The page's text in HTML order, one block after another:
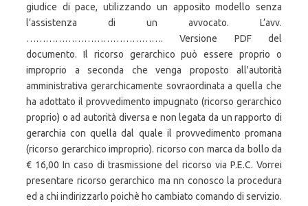
giudice di pace, utilizzando un apposito modello senza
l’assistenza di un avvocato. L’avv.
……………………………………. Versione PDF del
documento. Il ricorso gerarchico può essere proprio o
improprio a seconda che venga proposto all'autorità
amministrativa gerarchicamente sovraordinata a quella che
ha adottato il provvedimento impugnato (ricorso gerarchico
proprio) o ad autorità diversa e non legata da un rapporto di
gerarchia con quella dal quale il provvedimento promana
(ricorso gerarchico improprio). ricorso con marca da bollo da
€ 16,00 In caso di trasmissione del ricorso via P.E.C. Vorrei
presentare ricorso gerarchico ma nn conosco la procedura
ed a chi indirizzarlo poichè ho cambiato comando di servizio.